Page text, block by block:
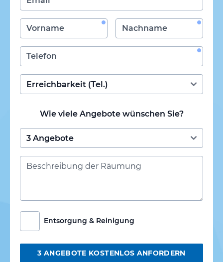
Wie viele Angebote wünschen Sie?
Entsorgung & Reinigung
3 ANGEBOTE KOSTENLOS ANFORDERN